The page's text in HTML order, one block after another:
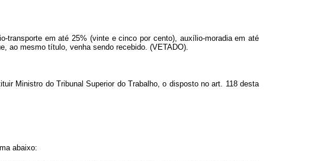
em até 25% (vinte e cinco por cento), auxílio-moradia em até
ao mesmo título, venha sendo recebido. (VETADO).
Ministro do Tribunal Superior do Trabalho, o disposto no art. 118 desta
abaixo: